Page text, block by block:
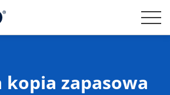
kopia zapasowa